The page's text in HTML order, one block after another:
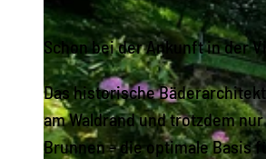
Schon bei der Ankunft in der
Das historische
am Waldrand und trotzdem
Brunnen – die optimale Basis